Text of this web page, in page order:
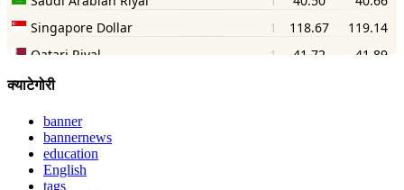
क्याटेगोरी
banner
bannernews
education
English
tags